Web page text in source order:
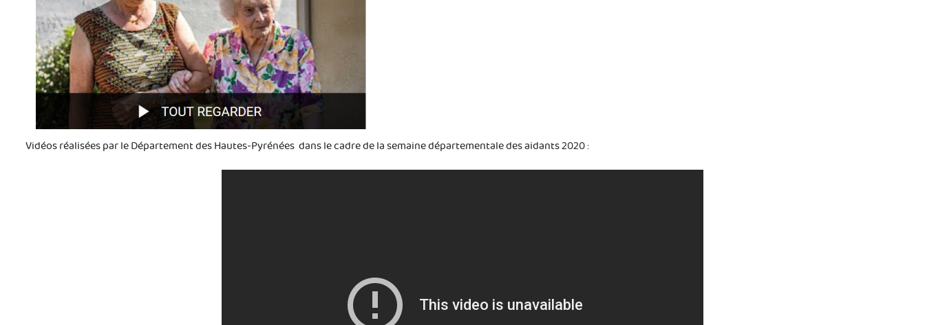
Vidéos réalisées par le Département des Hautes-Pyrénées dans le cadre de la semaine départementale des aidants 2020 :